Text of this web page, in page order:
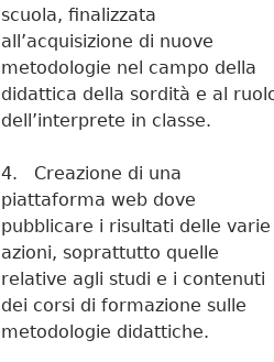
scuola, finalizzata
all’acquisizione di nuove
metodologie nel campo della
didattica della sordità e al
dell’interprete in classe.
4. Creazione di una
piattaforma web dove
pubblicare i risultati delle varie
azioni, soprattutto quelle
relative agli studi e i contenuti
dei corsi di formazione sulle
metodologie didattiche.